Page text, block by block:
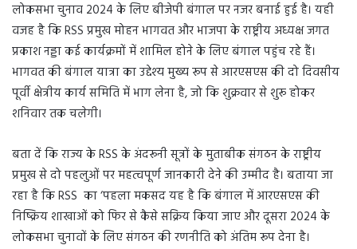
लोकसभा चुनाव 2024 के लिए बीजेपी बंगाल पर नजर बनाई हुई है। यही
वजह है कि RSS प्रमुख मोहन भागवत और भाजपा के राष्ट्रीय अध्यक्ष जगत
प्रकाश नड्डा कई कार्यक्रमों में शामिल होने के लिए बंगाल पहुंच रहे हैं।
भागवत की बंगाल यात्रा का उद्देश्य मुख्य रूप से आरएसएस की दो दिवसीय
पूर्वी क्षेत्रीय कार्य समिति में भाग लेना है, जो कि शुक्रवार से शुरू होकर
शनिवार तक चलेगी।
बता दें कि राज्य के RSS के अंदरूनी सूत्रों के मुताबीक संगठन के राष्ट्रीय
प्रमुख से दो पहलुओं पर महत्वपूर्ण जानकारी देने की उम्मीद है। बताया जा
रहा है कि RSS का ‘पहला मकसद यह है कि बंगाल में आरएसएस की
निष्क्रिय शाखाओं को फिर से कैसे सक्रिय किया जाए और दूसरा 2024 के
लोकसभा चुनावों के लिए संगठन की रणनीति को अंतिम रूप देना है।